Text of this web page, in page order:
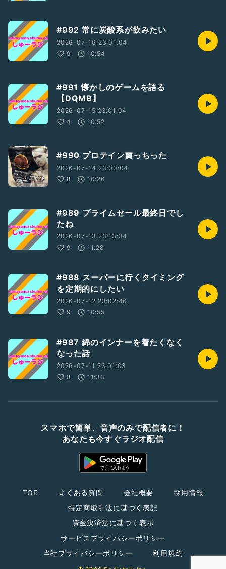
#992 常に炭酸系が飲みたい
2026-07-16 23:01:04
9
10:54
#991 懐かしのゲームを語る
【DQMB】
2026-07-15 23:01:04
4
10:52
#990 プロテイン買っちった
2026-07-14 23:00:04
8
10:26
#989 プライムセール最終日でし
たね
2026-07-13 23:13:34
9
11:28
#988 スーパーに行くタイミング
を定期的にしたい
2026-07-12 23:02:46
9
10:55
#987 綿のインナーを着たくなく
なった話
2026-07-11 23:01:03
3
11:33
スマホで簡単、音声のみで配信者に！
あなたも今すぐラジオ配信
TOP よくある質問 会社概要
採用情報
特定商取引法に基づく表記
資金決済法に基づく表示
サービスプライバシーポリシー
当社プライバシーポリシー
利用規約